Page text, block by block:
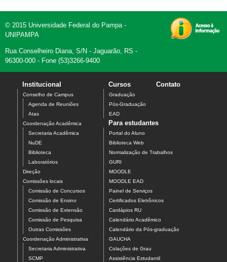
© 2015 Universidade Federal do Pampa -
UNIPAMPA
Rua Conselheiro Diana, S/N - Jaguarão, RS -
96300-000 - Fone (53)3266-9400
Institucional
Conselho de Campus
Agenda de Reuniões
Atas
Coordenação Acadêmica
Secretaria Acadêmica
NuDE
Biblioteca
Laboratórios
Direção
Comissões locais
Comissão de Concursos
Comissão de Ensino
Comissão de Extensão
Comissão de Pesquisa
Outras Comissões
Coordenação Administrativa
Secretaria Administrativa
SCMP
Cursos
Graduação
Pós-Graduação
EAD
Contato
Para estudantes
Portal do Aluno
Biblioteca Web
Normalização de Trabalhos
GURI
MOODLE
MOODLE EAD
Painel de Serviços
Certificados Eletrônicos
Cardápios RU
Calendário Acadêmico
Calendário da Pós-graduação
GAUCHA
Colações de Grau
Assistência Estudantil